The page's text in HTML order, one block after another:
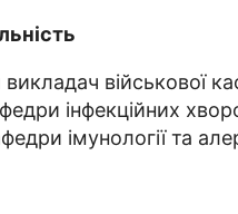
військової
інфекційних
імунології та